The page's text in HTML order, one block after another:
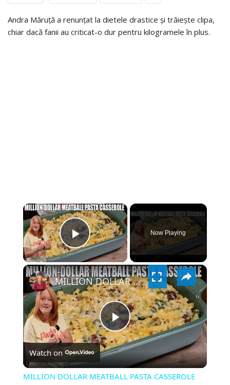
Andra Măruță a renunțat la dietele drastice și trăiește clipa,
chiar dacă fanii au criticat-o dur pentru kilogramele în plus.
×
PLAY
VIDEO
Now Playing
×
PLAY
VIDEO
MILLION DOLLAR MEATBALL PASTA CASSEROLE
Watch on
MILLION DOLLAR MEATBALL PASTA CASSEROLE